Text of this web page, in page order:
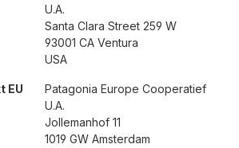
U.A.
Santa Clara Street 259 W
93001 CA Ventura
USA
EU
Patagonia Europe Cooperatief
U.A.
Jollemanhof 11
1019 GW Amsterdam